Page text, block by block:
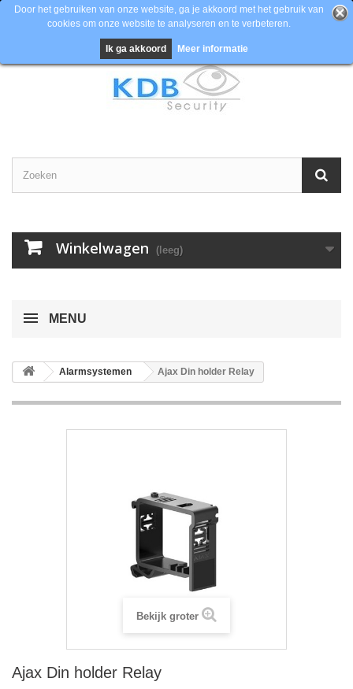
Contacteer ons
Winkelwagen (leeg)
Door het gebruiken van onze website, ga je akkoord met het gebruik van
cookies om onze website te analyseren en te verbeteren.
Ik ga akkoord Meer informatie
MENU
Alarmsystemen Ajax Din holder Relay
Bekijk groter
Ajax Din holder Relay